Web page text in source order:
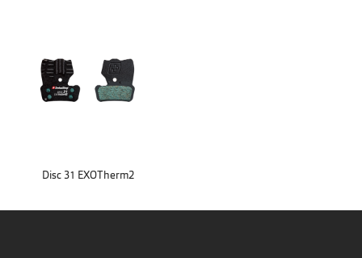
Disc 31 EXOTherm2